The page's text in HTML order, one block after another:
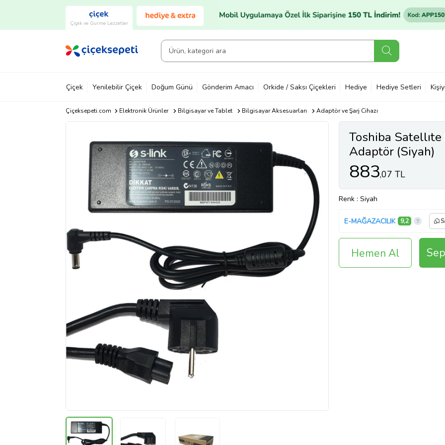
Çiçek ve Gurme Lezzetler
Çiçek Yenilebilir Çiçek Doğum Günü Gönderim Amacı Orkide / Saksı Çiçekleri Hediye Hediye Setleri
Çiçeksepeti.com Elektronik Ürünler Bilgisayar ve Tablet Bilgisayar Aksesuarları Adaptör ve Şarj Cihazı
Toshiba
Adaptör (Siyah)
883,07 TL
Renk : Siyah
E-MAĞAZACILIK 9,2
Hemen Al